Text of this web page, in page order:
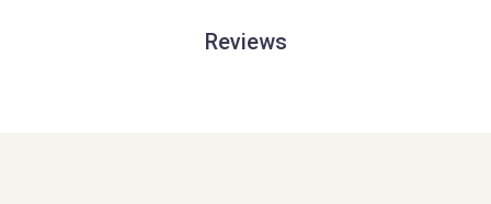
Reviews